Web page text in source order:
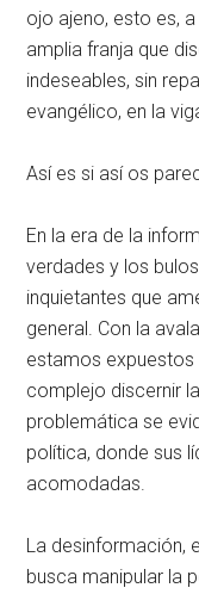
ojo ajeno, esto es,
amplia franja que
indeseables, sin
evangélico, en la
Así es si así os
En la era de la
verdades y los
inquietantes que
general. Con la
estamos expuestos
complejo discernir
problemática se
política, donde sus
acomodadas.
La desinformación,
busca manipular la